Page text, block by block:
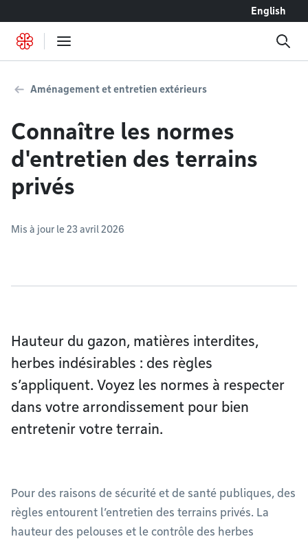
English
Aménagement et entretien extérieurs
Connaître les normes
d'entretien des terrains
privés
Mis à jour le 23 avril 2026
Hauteur du gazon, matières interdites,
herbes indésirables : des règles
s’appliquent. Voyez les normes à respecter
dans votre arrondissement pour bien
entretenir votre terrain.
Pour des raisons de sécurité et de santé publiques, des
règles entourent l’entretien des terrains privés. La
hauteur des pelouses et le contrôle des herbes